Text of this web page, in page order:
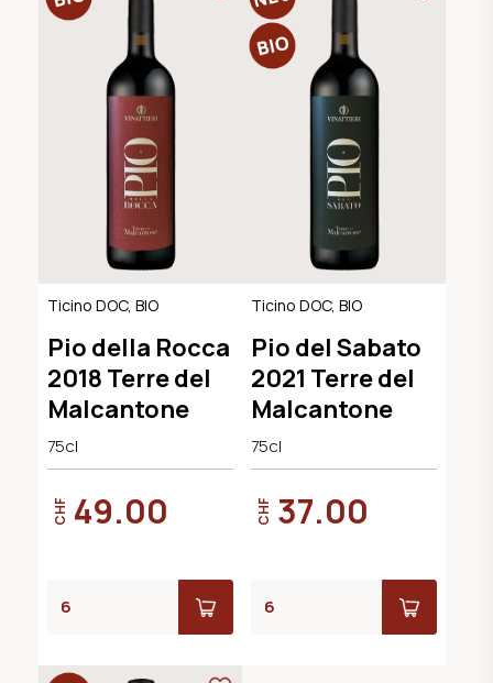
Ticino DOC, BIO
Pio della Rocca
2018 Terre del
Malcantone
75cl
CHF 49.00
Ticino DOC, BIO
Pio del Sabato
2021 Terre del
Malcantone
75cl
CHF 37.00